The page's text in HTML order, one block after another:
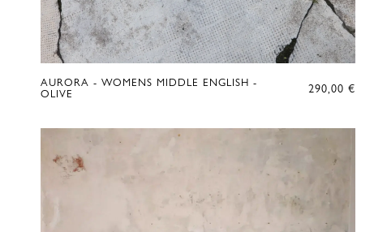
AURORA - WOMENS MIDDLE ENGLISH -
OLIVE 290,00 €